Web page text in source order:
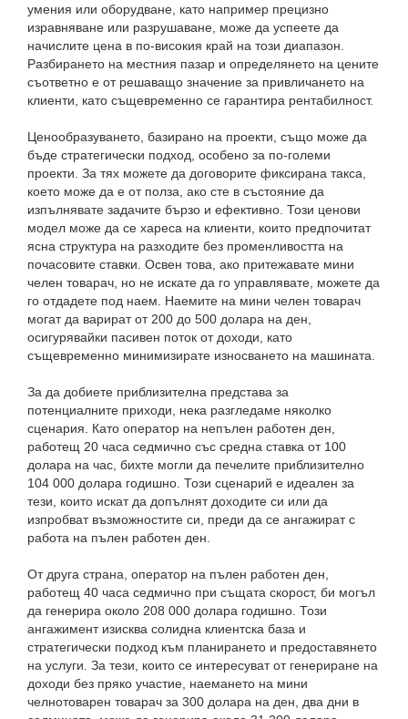
умения или оборудване, като например прецизно
изравняване или разрушаване, може да успеете да
начислите цена в по-високия край на този диапазон.
Разбирането на местния пазар и определянето на цените
съответно е от решаващо значение за привличането на
клиенти, като същевременно се гарантира рентабилност.
Ценообразуването, базирано на проекти, също може да
бъде стратегически подход, особено за по-големи
проекти. За тях можете да договорите фиксирана такса,
което може да е от полза, ако сте в състояние да
изпълнявате задачите бързо и ефективно. Този ценови
модел може да се хареса на клиенти, които предпочитат
ясна структура на разходите без променливостта на
почасовите ставки. Освен това, ако притежавате мини
челен товарач, но не искате да го управлявате, можете да
го отдадете под наем. Наемите на мини челен товарач
могат да варират от 200 до 500 долара на ден,
осигурявайки пасивен поток от доходи, като
същевременно минимизирате износването на машината.
За да добиете приблизителна представа за
потенциалните приходи, нека разгледаме няколко
сценария. Като оператор на непълен работен ден,
работещ 20 часа седмично със средна ставка от 100
долара на час, бихте могли да печелите приблизително
104 000 долара годишно. Този сценарий е идеален за
тези, които искат да допълнят доходите си или да
изпробват възможностите си, преди да се ангажират с
работа на пълен работен ден.
От друга страна, оператор на пълен работен ден,
работещ 40 часа седмично при същата скорост, би могъл
да генерира около 208 000 долара годишно. Този
ангажимент изисква солидна клиентска база и
стратегически подход към планирането и предоставянето
на услуги. За тези, които се интересуват от генериране на
доходи без пряко участие, наемането на мини
челнотоварен товарач за 300 долара на ден, два дни в